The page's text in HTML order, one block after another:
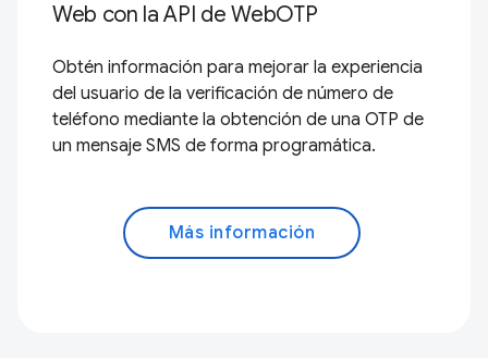
Web con la API de WebOTP
Obtén información para mejorar la experiencia
del usuario de la verificación de número de
teléfono mediante la obtención de una OTP de
un mensaje SMS de forma programática.
Más información